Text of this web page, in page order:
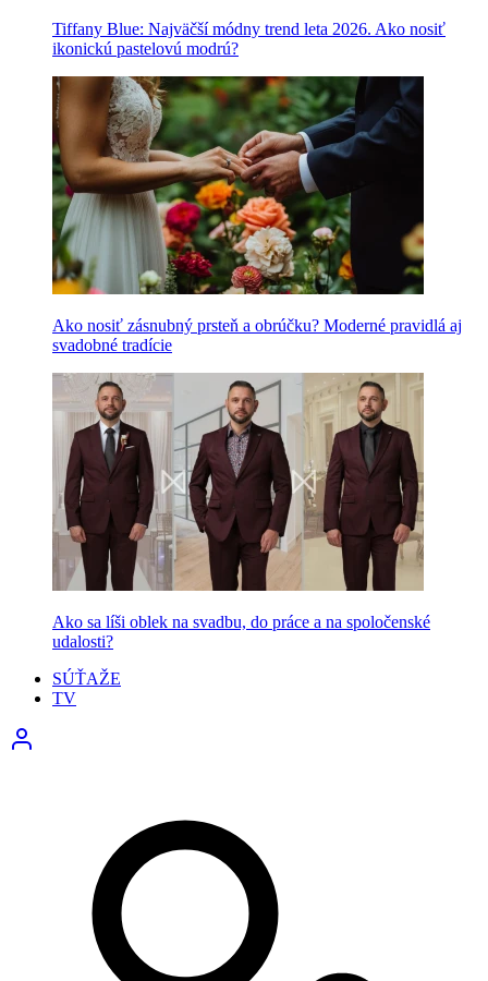
Tiffany Blue: Najväčší módny trend leta 2026. Ako nosiť
ikonickú pastelovú modrú?
Ako nosiť zásnubný prsteň a obrúčku? Moderné pravidlá aj
svadobné tradície
Ako sa líši oblek na svadbu, do práce a na spoločenské
udalosti?
SÚŤAŽE
TV